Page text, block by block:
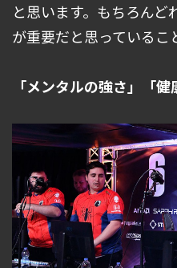
と思います。もちろん
が重要だと思っているこ
「メンタルの強さ」「健